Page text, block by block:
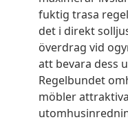
fuktig trasa
det i direkt
överdrag vid
att bevara dess
Regelbundet
möbler